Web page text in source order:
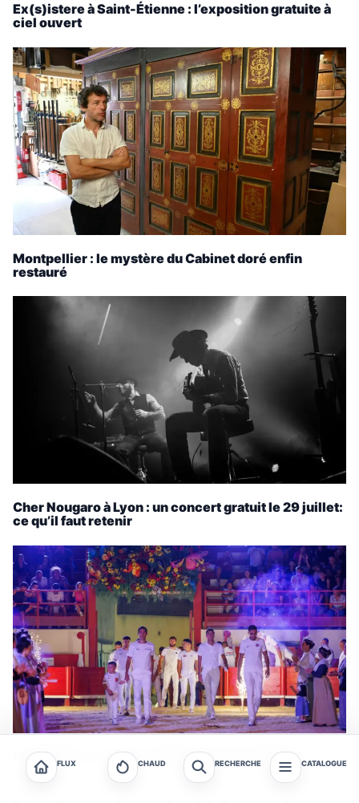
Ex(s)istere à Saint-Étienne : l’exposition gratuite à
ciel ouvert
Montpellier : le mystère du Cabinet doré enfin
restauré
Cher Nougaro à Lyon : un concert gratuit le 29 juillet:
ce qu’il faut retenir
Montpellier : 16 jours de fêtes votives gratuites
FLUX CHAUD RECHERCHE CATALOGUE